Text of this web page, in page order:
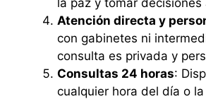
Atención directa y
con gabinetes ni
consulta es privada y
Consultas 24 horas:
cualquier hora del día o